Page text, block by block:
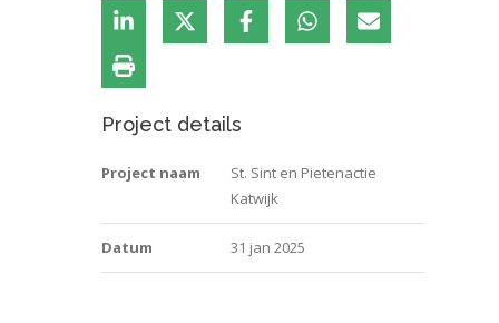
Project details
Project naam
St. Sint en Pietenactie
Katwijk
Datum 31 jan 2025